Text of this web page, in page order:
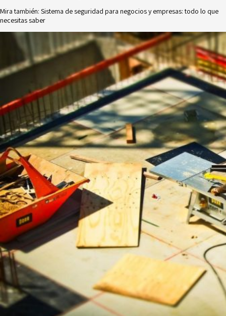
Mira también: Sistema de seguridad para negocios y empresas: todo lo que
necesitas saber